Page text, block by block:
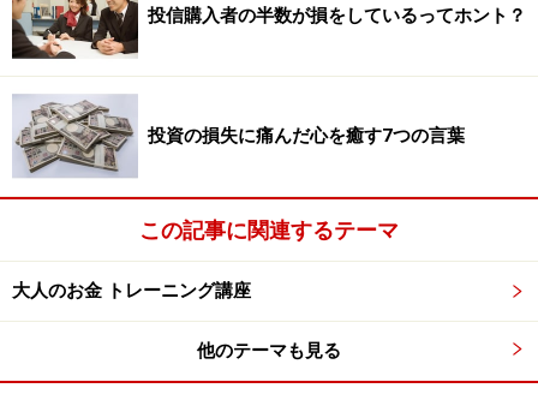
平均に匹敵するくらいのリターン（年率50％超）をあげ
ている国外株式型投資信託はたくさんあるのです。日本
託の中から生まれてくるはずです。
い。
投信購入者の半数が損をしているってホント？
投資の損失に痛んだ心を癒す7つの言葉
この記事に関連するテーマ
大人のお金 トレーニング講座
他のテーマも見る